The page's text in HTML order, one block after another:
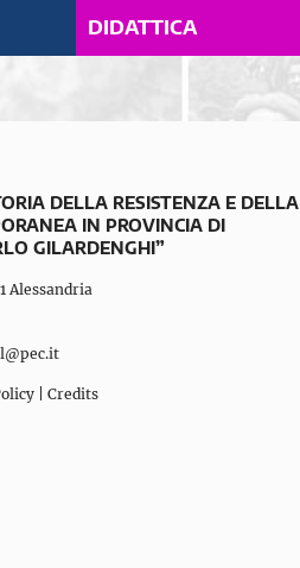
DIDATTICA
DELLA RESISTENZA E DELLA
IN PROVINCIA DI
GILARDENGHI”
Alessandria
Credits